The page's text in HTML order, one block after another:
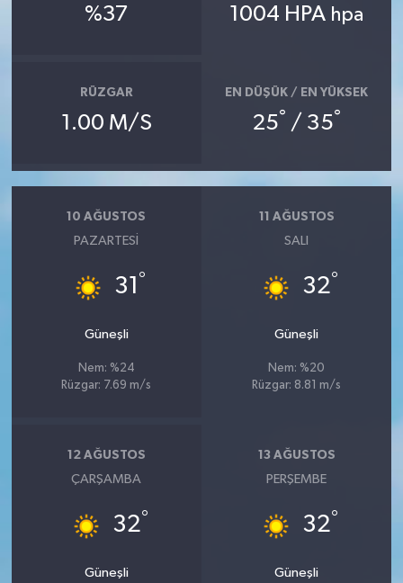
%37 1004 HPA hpa
RÜZGAR
1.00 M/S
EN DÜŞÜK / EN YÜKSEK
25° / 35°
10 AĞUSTOS
PAZARTESI
31 °
Güneşli
Nem: %24
Rüzgar: 7.69 m/s
11 AĞUSTOS
SALI
32°
Güneşli
Nem: %20
Rüzgar: 8.81 m/s
12 AĞUSTOS
ÇARŞAMBA
32°
Güneşli
13 AĞUSTOS
PERŞEMBE
32°
Güneşli